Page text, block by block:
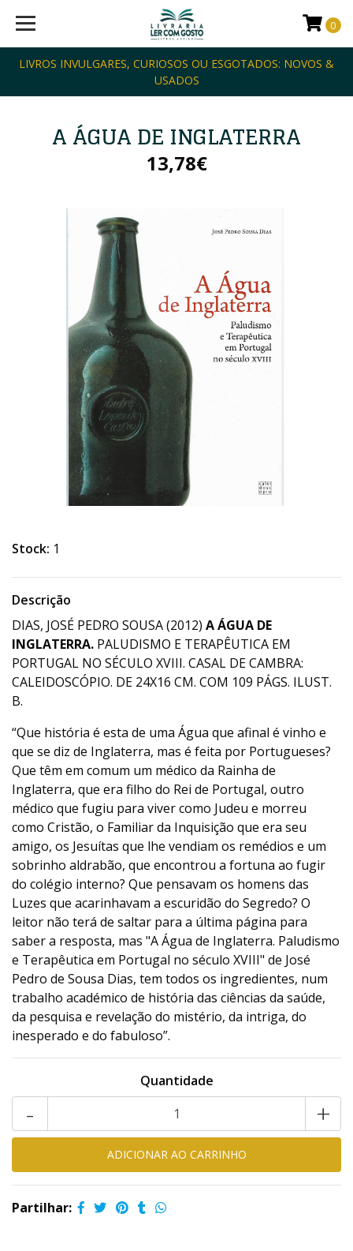
LIVROS INVULGARES, CURIOSOS OU ESGOTADOS: NOVOS &
USADOS
0
A ÁGUA DE INGLATERRA
13,78€
Stock: 1
Descrição
DIAS, JOSÉ PEDRO SOUSA (2012) A ÁGUA DE
INGLATERRA. PALUDISMO E TERAPÊUTICA EM
PORTUGAL NO SÉCULO XVIII. CASAL DE CAMBRA:
CALEIDOSCÓPIO. DE 24X16 CM. COM 109 PÁGS. ILUST.
B.
“Que história é esta de uma Água que afinal é vinho e
que se diz de Inglaterra, mas é feita por Portugueses?
Que têm em comum um médico da Rainha de
Inglaterra, que era filho do Rei de Portugal, outro
médico que fugiu para viver como Judeu e morreu
como Cristão, o Familiar da Inquisição que era seu
amigo, os Jesuítas que lhe vendiam os remédios e um
sobrinho aldrabão, que encontrou a fortuna ao fugir
do colégio interno? Que pensavam os homens das
Luzes que acarinhavam a escuridão do Segredo? O
leitor não terá de saltar para a última página para
saber a resposta, mas "A Água de Inglaterra. Paludismo
e Terapêutica em Portugal no século XVIII" de José
Pedro de Sousa Dias, tem todos os ingredientes, num
trabalho académico de história das ciências da saúde,
da pesquisa e revelação do mistério, da intriga, do
inesperado e do fabuloso”.
Quantidade
+
-
Partilhar: